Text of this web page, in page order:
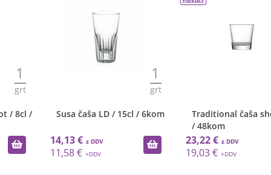
Susa čaša LD / 15cl / 6kom
14,13 €
11,58 €
Traditional čaša shot / 11cl
23,22 €
19,03 €